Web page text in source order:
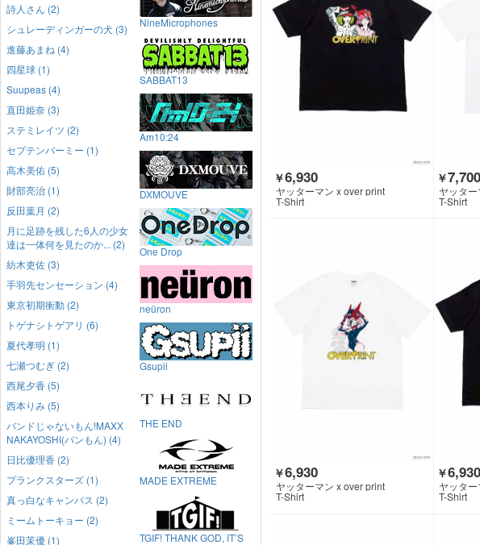
￥6,930
ヤッターマン x over print
T-Shirt
￥7,700
ヤッタ
T-Shirt
￥6,930
ヤッターマン x over print
T-Shirt
￥6,930
ヤッタ
T-Shirt
詩人さん (2)
シュレーディンガーの犬 (3)
進藤あまね (4)
四星球 (1)
Suupeas (4)
直田姫奈 (3)
ステミレイツ (2)
セプテンバーミー (1)
高木美佑 (5)
財部亮治 (1)
反田葉月 (2)
月に足跡を残した6人の少女
達は一体何を見たのか... (2)
紡木吏佐 (3)
手羽先センセーション (4)
東京初期衝動 (2)
トゲナシトゲアリ (6)
夏代孝明 (1)
七瀬つむぎ (2)
西尾夕香 (5)
西本りみ (5)
バンドじゃないもん!MAXX
NAKAYOSHI(バンもん) (4)
日比優理香 (2)
プランクスターズ (1)
真っ白なキャンバス (2)
ミームトーキョー (2)
峯田茉優 (1)
NineMicrophones
SABBAT13
Am10:24
DXMOUVE
One Drop
neüron
Gsupii
THE END
MADE EXTREME
TGIF! THANK GOD, IT’S